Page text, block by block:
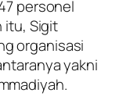
personel
itu, Sigit
organisasi
yakni